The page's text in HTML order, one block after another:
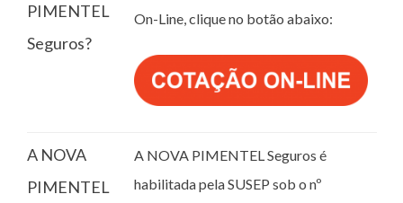
PIMENTEL
Seguros?
On-Line, clique no botão abaixo:
A NOVA
PIMENTEL
A NOVA PIMENTEL Seguros é
habilitada pela SUSEP sob o nº